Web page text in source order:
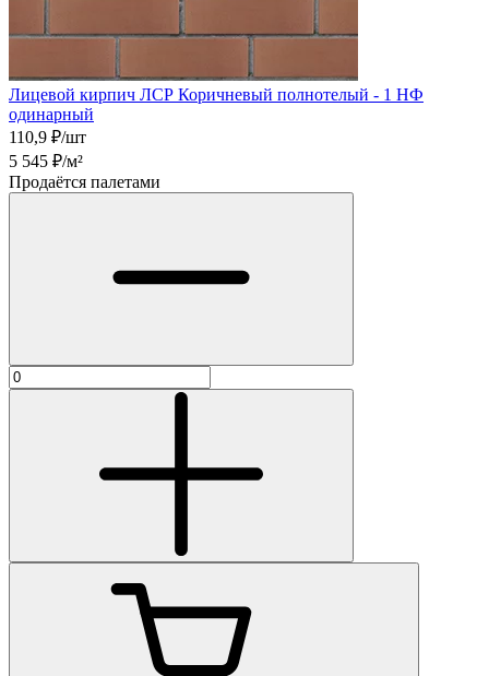
Лицевой кирпич ЛСР Коричневый полнотелый - 1 НФ
одинарный
110,9 ₽/шт
5 545 ₽/м²
Продаётся палетами